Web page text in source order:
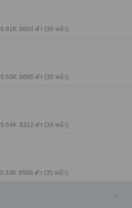
6.91K 8804 คำ (36 หน้า)
5.63K 8685 คำ (35 หน้า)
5.64K 8312 คำ (34 หน้า)
5.33K 8586 คำ (35 หน้า)